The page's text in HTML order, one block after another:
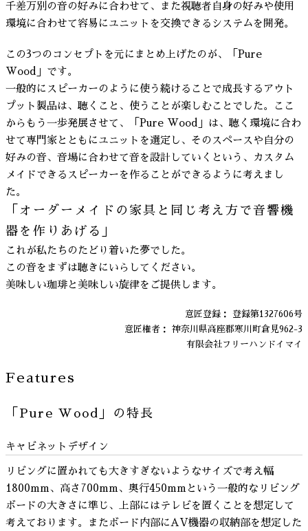
千差万別の音の好みに合わせて、また視聴者自身の好みや使用
環境に合わせて容易にユニットを交換できるシステムを開発。
この3つのコンセプトを元にまとめ上げたのが、「Pure
Wood」です。
一般的にスピーカーのように使う続けることで成長するアウト
プット製品は、聴くこと、使うことが楽しむことでした。ここ
からもう一歩発展させて、「Pure Wood」は、聴く環境に合わ
せて専門家とともにユニットを選定し、そのスペースや自分の
好みの音、音場に合わせて音を設計していくという、カスタム
メイドできるスピーカーを作ることができるように考えまし
た。
「オーダーメイドの家具と同じ考え方で音響機
器を作りあげる」
これが私たちのたどり着いた夢でした。
この音をまずは聴きにいらしてください。
美味しい珈琲と美味しい旋律をご提供します。
意匠登録： 登録第1327606号
意匠権者： 神奈川県高座郡寒川町倉見962-3
有限会社フリーハンドイマイ
Features
「Pure Wood」の特長
キャビネットデザイン
リビングに置かれても大きすぎないようなサイズで考え幅
1800mm、高さ700mm、奥行450mmという一般的なリビング
ボードの大きさに準じ、上部にはテレビを置くことを想定して
考えております。またボード内部にAV機器の収納部を想定した